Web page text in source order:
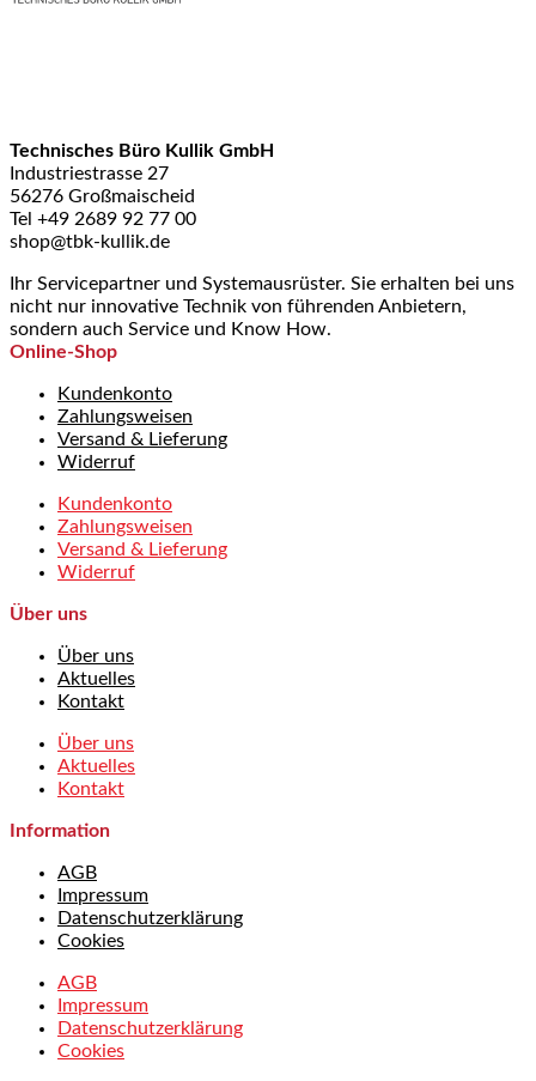
Technisches Büro Kullik GmbH
Industriestrasse 27
56276 Großmaischeid
Tel +49 2689 92 77 00
shop@tbk-kullik.de
Ihr Servicepartner und Systemausrüster. Sie erhalten bei uns
nicht nur innovative Technik von führenden Anbietern,
sondern auch Service und Know How.
Online-Shop
Kundenkonto
Zahlungsweisen
Versand & Lieferung
Widerruf
Kundenkonto
Zahlungsweisen
Versand & Lieferung
Widerruf
Über uns
Über uns
Aktuelles
Kontakt
Über uns
Aktuelles
Kontakt
Information
AGB
Impressum
Datenschutzerklärung
Cookies
AGB
Impressum
Datenschutzerklärung
Cookies